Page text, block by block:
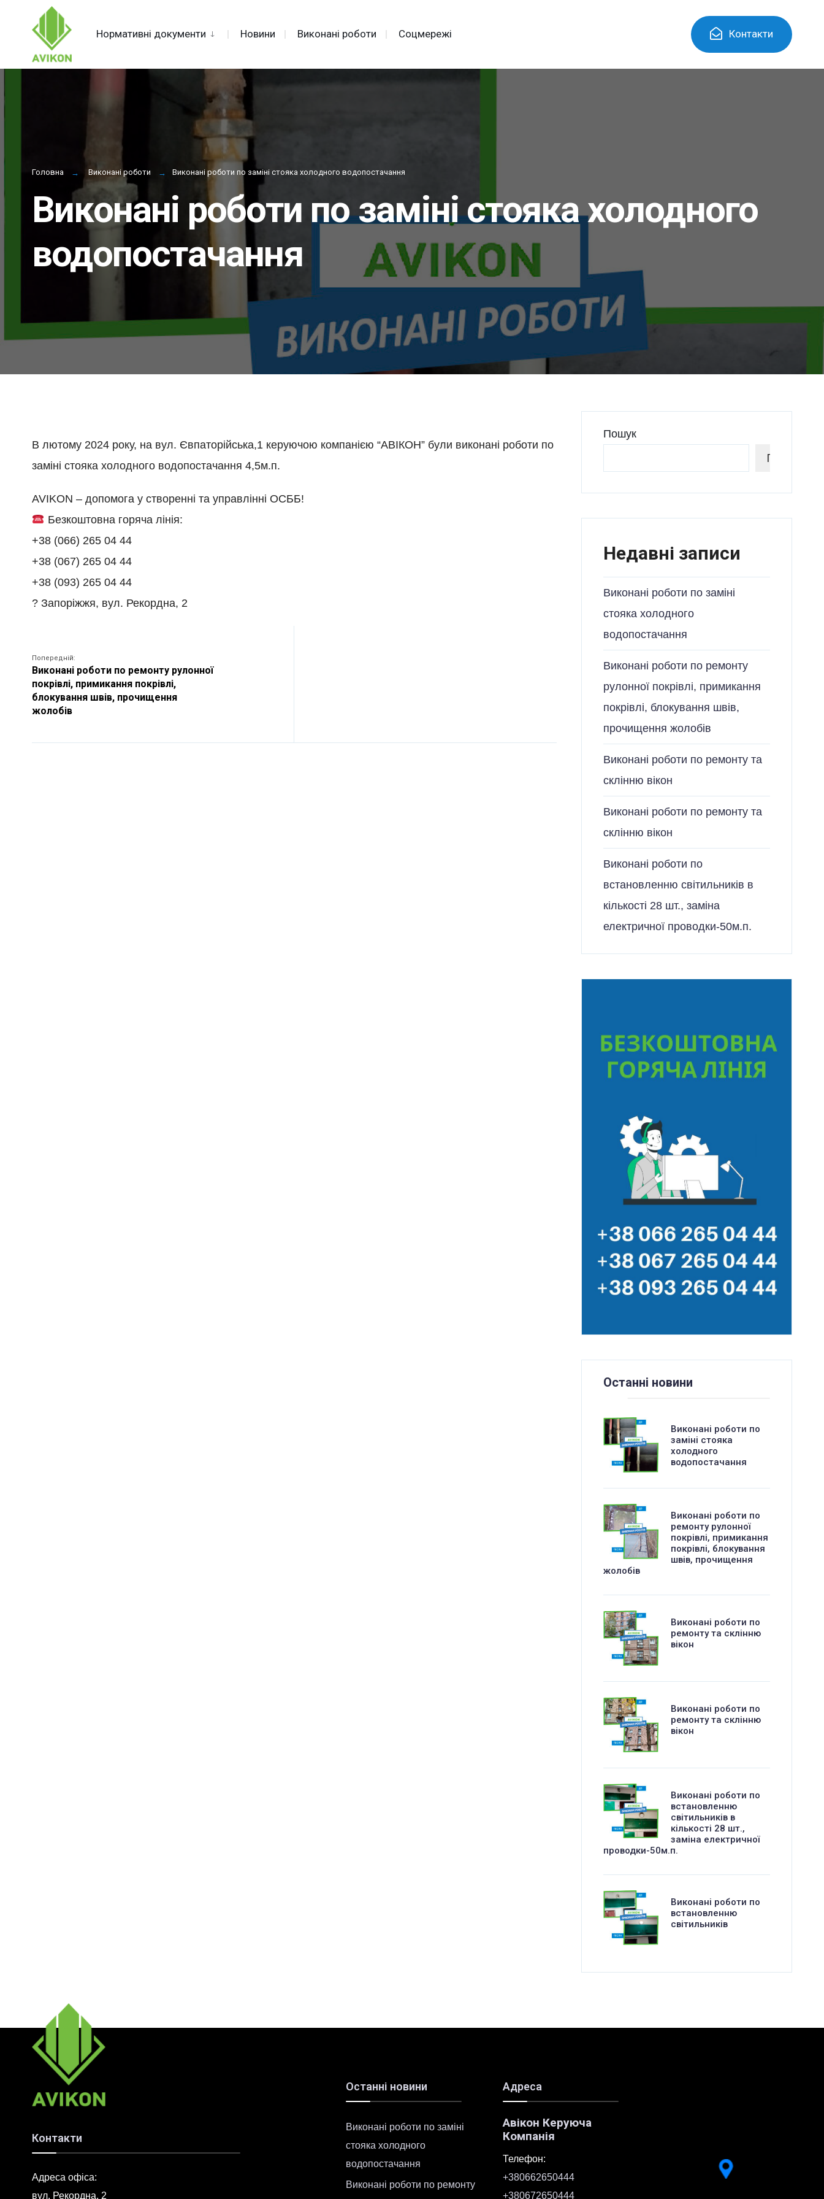
content
Нормативні документи Новини Виконані роботи Соцмережі Контакти
Головна Виконані роботи Виконані роботи по заміні стояка холодного водопостачання
Виконані роботи по заміні стояка холодного
водопостачання
В лютому 2024 року, на вул. Євпаторійська,1 керуючою компанією “АВІКОН” були виконані роботи по
заміні стояка холодного водопостачання 4,5м.п.
AVIKON – допомога у створенні та управлінні ОСББ!
Безкоштовна горяча лінія:
+38 (066) 265 04 44
+38 (067) 265 04 44
+38 (093) 265 04 44
? Запоріжжя, вул. Рекордна, 2
Попередній:
Виконані роботи по ремонту рулонної
покрівлі, примикання покрівлі,
блокування швів, прочищення
жолобів
Пошук
Пошук
Недавні записи
Виконані роботи по заміні
стояка холодного
водопостачання
Виконані роботи по ремонту
рулонної покрівлі, примикання
покрівлі, блокування швів,
прочищення жолобів
Виконані роботи по ремонту та
склінню вікон
Виконані роботи по ремонту та
склінню вікон
Виконані роботи по
встановленню світильників в
кількості 28 шт., заміна
електричної проводки-50м.п.
Останні новини
Виконані роботи по
заміні стояка
холодного
водопостачання
Виконані роботи по
ремонту рулонної
покрівлі, примикання
покрівлі, блокування
швів, прочищення
жолобів
Виконані роботи по
ремонту та склінню
вікон
Виконані роботи по
ремонту та склінню
вікон
Виконані роботи по
встановленню
світильників в
кількості 28 шт.,
заміна електричної
проводки-50м.п.
Виконані роботи по
встановленню
світильників
Контакти
Адреса офіса:
вул. Рекордна, 2
Останні новини
Виконані роботи по заміні
стояка холодного
водопостачання
Виконані роботи по ремонту
Адреса
Авікон Керуюча
Компанія
Телефон:
+380662650444
+380672650444